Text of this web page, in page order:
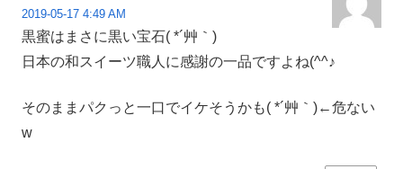
2019-05-17 4:49 AM
黒蜜はまさに黒い宝石( *´艸｀)
日本の和スイーツ職人に感謝の一品ですよね(^^♪
そのままパクっと一口でイケそうかも( *´艸｀)←危ない
w